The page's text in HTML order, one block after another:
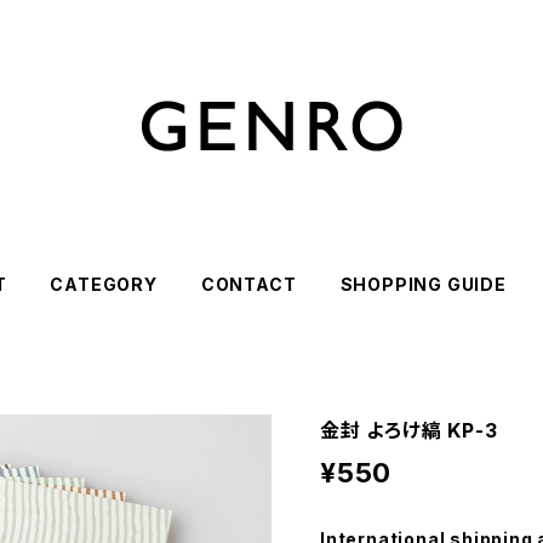
CATEGORY CONTACT SHOPPING GUIDE
金封 よろけ縞 KP-3
¥550
International shipping